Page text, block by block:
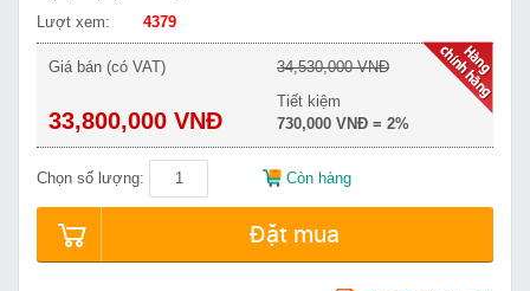
Lượt xem:
4379
Giá bán (có VAT)
33,800,000 VNĐ
34,530,000 VNĐ
Tiết kiệm
730,000 VNĐ = 2%
Chọn số lượng: Còn hàng
Đặt mua